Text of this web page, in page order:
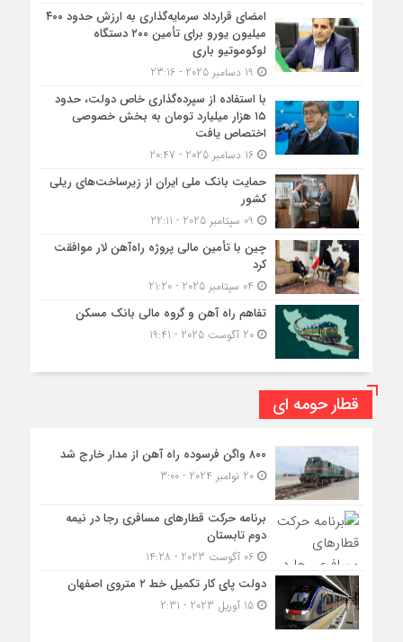
امضای قرارداد سرمایه‌گذاری به ارزش حدود ۴۰۰
میلیون یورو برای تأمین ۲۰۰ دستگاه
لوکوموتیو باری
با استفاده از سپرده‌گذاری خاص دولت، حدود
۱۵ هزار میلیارد تومان به بخش خصوصی
اختصاص یافت
16 دسامبر 2025 - 20:47
حمایت بانک ملی ایران از زیرساخت‌های ریلی
کشور
چین با تأمین مالی پروژه راه‌آهن لار موافقت
کرد
تفاهم راه آهن و گروه مالی بانک مسکن
20 آگوست 2025 - 19:41
قطار حومه ای
۸۰۰ واگن فرسوده راه آهن از مدار خارج شد
20 نوامبر 2024 - 3:00
برنامه حرکت قطارهای مسافری رجا در نیمه
دوم تابستان
06 آگوست 2023 - 14:28
دولت پای کار تکمیل خط ۲ متروی اصفهان
15 آوریل 2023 - 2:31